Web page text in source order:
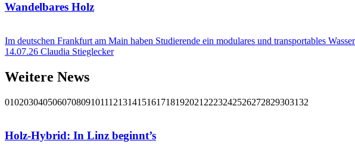
Wandelbares Holz
Im deutschen Frankfurt am Main haben Studierende ein modulares und transportables
14.07.26 Claudia Stieglecker
Weitere News
010203040506070809101112131415161718192021 2223242526272829303132
Holz-Hybrid: In Linz beginnt’s